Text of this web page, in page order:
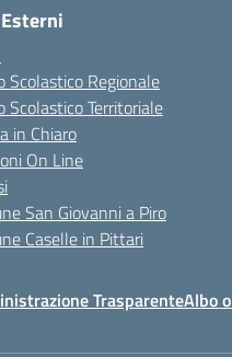
Scolastico Regionale
Scolastico Territoriale
in Chiaro
On Line
San Giovanni a Piro
Caselle in Pittari
TrasparenteAlbo